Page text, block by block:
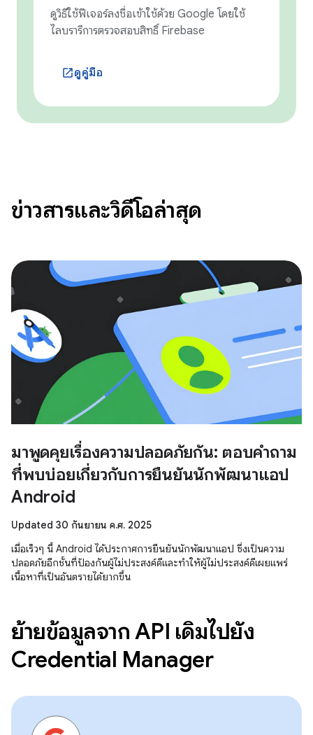
ดูวิธีใช้ฟีเจอร์ลงชื่อเข้าใช้ด้วย Google โดยใช้
ไลบรารีการตรวจสอบสิทธิ์ Firebase
launchดูคู่มือ
ข่าวสารและวิดีโอล่าสุด
มาพูดคุยเรื่องความปลอดภัยกัน: ตอบคำถาม
ที่พบบ่อยเกี่ยวกับการยืนยันนักพัฒนาแอป
Android
Updated 30 กันยายน ค.ศ. 2025
เมื่อเร็วๆ นี้ Android ได้ประกาศการยืนยันนักพัฒนาแอป ซึ่งเป็นความ
ปลอดภัยอีกชั้นที่ป้องกันผู้ไม่ประสงค์ดีและทำให้ผู้ไม่ประสงค์ดีเผยแพร่
เนื้อหาที่เป็นอันตรายได้ยากขึ้น
ย้ายข้อมูลจาก API เดิมไปยัง
Credential Manager